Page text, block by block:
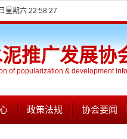
星期六 22:58:28
推广发展协
of popularization & development
政策法规 协会要闻